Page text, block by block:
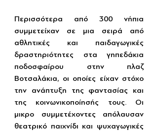
Περισσότερα από 300 νήπια
συμμετείχαν σε μια σειρά από
αθλητικές και παιδαγωγικές
δραστηριότητες στα γηπεδάκια
ποδοσφαίρου στην πλαζ
Βοτσαλάκια, οι οποίες είχαν στόχο
την ανάπτυξη της φαντασίας και
της κοινωνικοποίησής τους. Οι
μικρο συμμετέχοντες απόλαυσαν
θεατρικό παιχνίδι και ψυχαγωγικές